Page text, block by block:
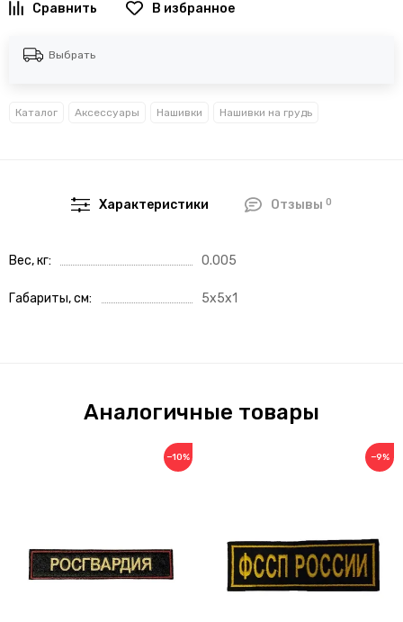
В избранное
Выбрать
Каталог Аксессуары Нашивки Нашивки на грудь
Характеристики Отзывы 0
Вес, кг 0.005
Габариты, см 5x5x1
Аналогичные товары
−10% −9%